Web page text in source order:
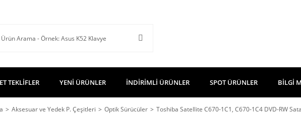
TEKLİFLER YENİ ÜRÜNLER İNDİRİMLİ ÜRÜNLER SPOT ÜRÜNLER BİLGİ
Aksesuar ve Yedek P. Çeşitleri Optik Sürücüler Toshiba Satellite C670-1C1, C670-1C4 DVD-RW